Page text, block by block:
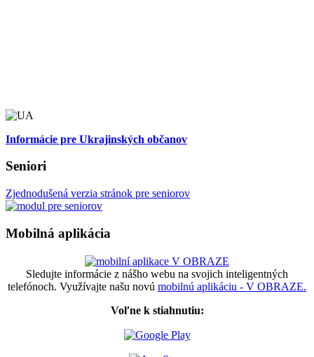
Informácie pre Ukrajinských občanov
Seniori
Zjednodušená verzia stránok pre seniorov
Mobilná aplikácia
Sledujte informácie z nášho webu na svojich inteligentných
telefónoch. Využívajte našu novú mobilnú aplikáciu - V OBRAZE.
Voľne k stiahnutiu: